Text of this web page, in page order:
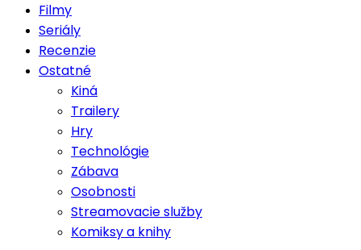
Filmy
Seriály
Recenzie
Ostatné
Kiná
Trailery
Hry
Technológie
Zábava
Osobnosti
Streamovacie služby
Komiksy a knihy